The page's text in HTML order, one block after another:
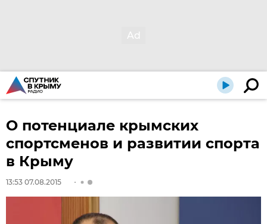
О потенциале крымских
спортсменов и развитии спорта
в Крыму
13:53 07.08.2015